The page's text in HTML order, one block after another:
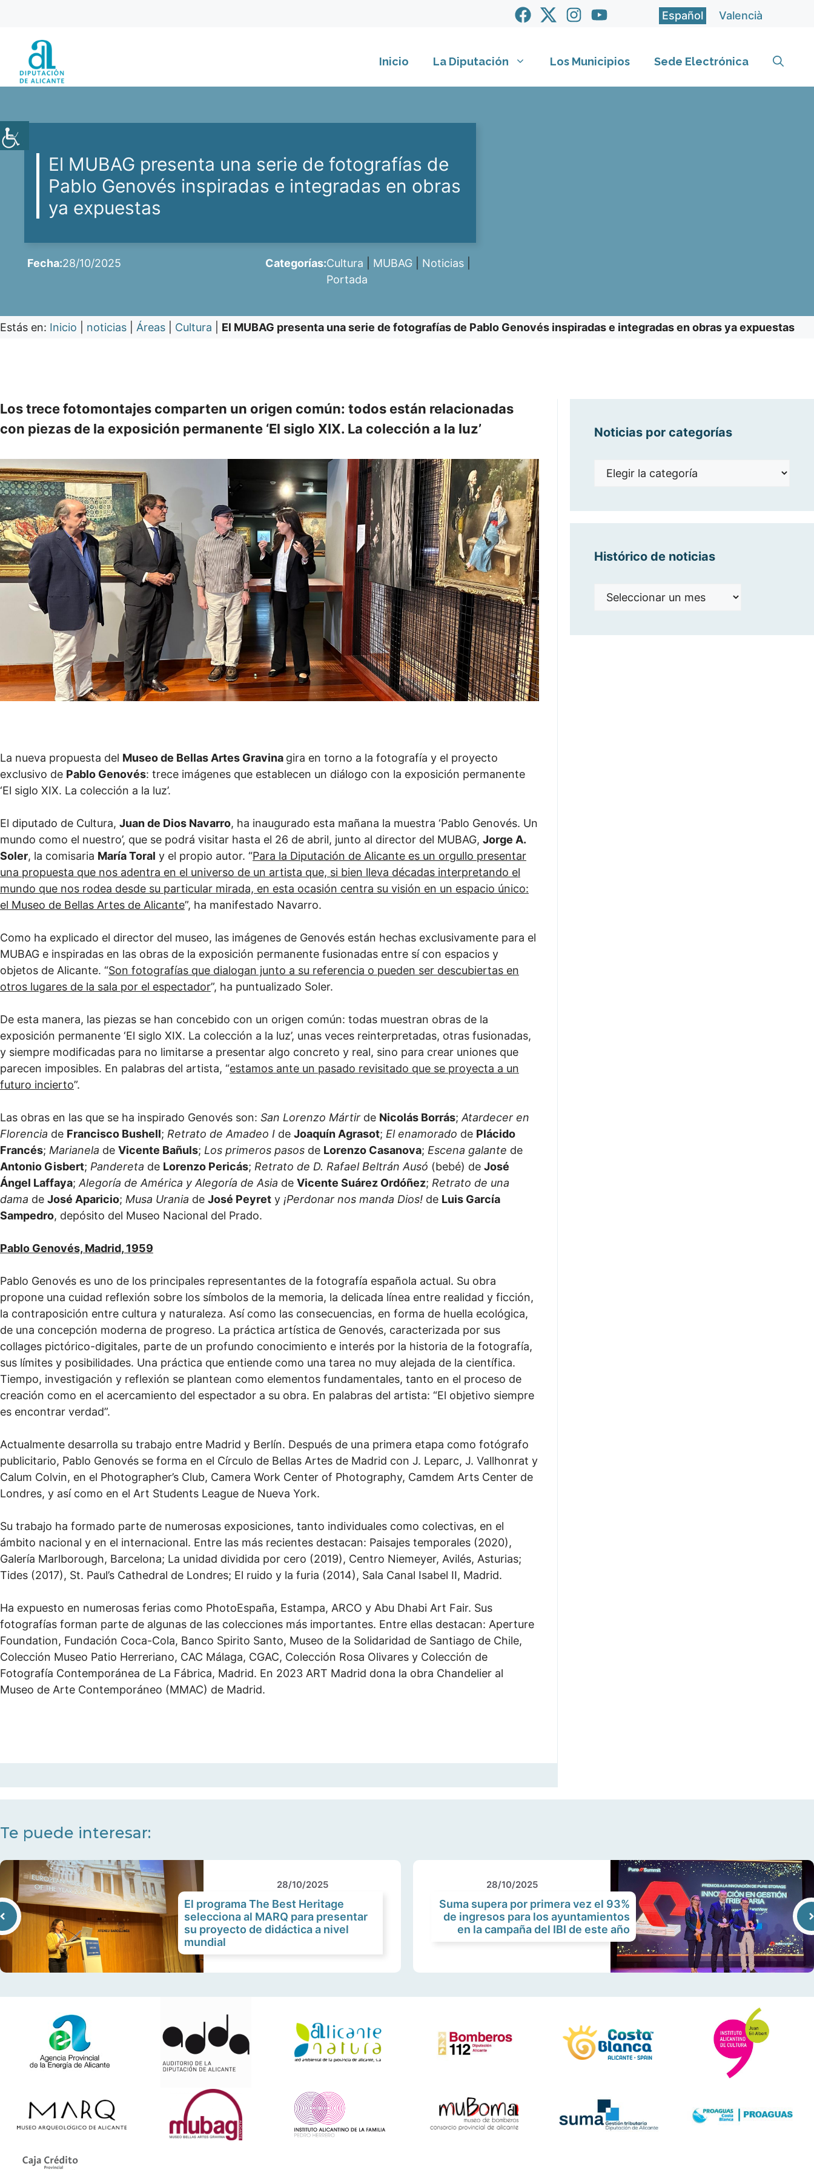
contenido
Español Valencià
Inicio La Diputación Los Municipios Sede Electrónica
El MUBAG presenta una serie de fotografías de
Pablo Genovés inspiradas e integradas en obras
ya expuestas
Fecha:28/10/2025 Categorías:Cultura MUBAG Noticias
Portada
Estás en: Inicio noticias Áreas Cultura El MUBAG presenta una serie de fotografías de Pablo Genovés inspiradas e integradas en obras ya expuestas
Los trece fotomontajes comparten un origen común: todos están relacionadas
con piezas de la exposición permanente ‘El siglo XIX. La colección a la luz’
La nueva propuesta del Museo de Bellas Artes Gravina gira en torno a la fotografía y el proyecto
exclusivo de Pablo Genovés: trece imágenes que establecen un diálogo con la exposición permanente
‘El siglo XIX. La colección a la luz’.
El diputado de Cultura, Juan de Dios Navarro, ha inaugurado esta mañana la muestra ‘Pablo Genovés. Un
mundo como el nuestro’, que se podrá visitar hasta el 26 de abril, junto al director del MUBAG, Jorge A.
Soler, la comisaria María Toral y el propio autor. “Para la Diputación de Alicante es un orgullo presentar
una propuesta que nos adentra en el universo de un artista que, si bien lleva décadas interpretando el
mundo que nos rodea desde su particular mirada, en esta ocasión centra su visión en un espacio único:
el Museo de Bellas Artes de Alicante”, ha manifestado Navarro.
Como ha explicado el director del museo, las imágenes de Genovés están hechas exclusivamente para el
MUBAG e inspiradas en las obras de la exposición permanente fusionadas entre sí con espacios y
objetos de Alicante. “Son fotografías que dialogan junto a su referencia o pueden ser descubiertas en
otros lugares de la sala por el espectador”, ha puntualizado Soler.
De esta manera, las piezas se han concebido con un origen común: todas muestran obras de la
exposición permanente ‘El siglo XIX. La colección a la luz’, unas veces reinterpretadas, otras fusionadas,
y siempre modificadas para no limitarse a presentar algo concreto y real, sino para crear uniones que
parecen imposibles. En palabras del artista, “estamos ante un pasado revisitado que se proyecta a un
futuro incierto”.
Las obras en las que se ha inspirado Genovés son: San Lorenzo Mártir de Nicolás Borrás;Atardecer en
Florencia de Francisco Bushell; Retrato de Amadeo I de Joaquín Agrasot; El enamorado de Plácido
Francés; Marianela de Vicente Bañuls; Los primeros pasos de Lorenzo Casanova; Escena galante de
Antonio Gisbert; Pandereta de Lorenzo Pericás; Retrato de D. Rafael Beltrán Ausó (bebé) de José
Ángel Laffaya;Alegoría de América y Alegoría de Asia de Vicente Suárez Ordóñez; Retrato de una
dama de José Aparicio; Musa Urania de José Peyret y ¡Perdonar nos manda Dios! de Luis García
Sampedro, depósito del Museo Nacional del Prado.
Pablo Genovés, Madrid, 1959
Pablo Genovés es uno de los principales representantes de la fotografía española actual. Su obra
propone una cuidad reflexión sobre los símbolos de la memoria, la delicada línea entre realidad y ficción,
la contraposición entre cultura y naturaleza. Así como las consecuencias, en forma de huella ecológica,
de una concepción moderna de progreso. La práctica artística de Genovés, caracterizada por sus
collages pictórico-digitales, parte de un profundo conocimiento e interés por la historia de la fotografía,
sus límites y posibilidades. Una práctica que entiende como una tarea no muy alejada de la científica.
Tiempo, investigación y reflexión se plantean como elementos fundamentales, tanto en el proceso de
creación como en el acercamiento del espectador a su obra. En palabras del artista: “El objetivo siempre
es encontrar verdad”.
Actualmente desarrolla su trabajo entre Madrid y Berlín. Después de una primera etapa como fotógrafo
publicitario, Pablo Genovés se forma en el Círculo de Bellas Artes de Madrid con J. Leparc, J. Vallhonrat y
Calum Colvin, en el Photographer’s Club, Camera Work Center of Photography, Camdem Arts Center de
Londres, y así como en el Art Students League de Nueva York.
Su trabajo ha formado parte de numerosas exposiciones, tanto individuales como colectivas, en el
ámbito nacional y en el internacional. Entre las más recientes destacan: Paisajes temporales (2020),
Galería Marlborough, Barcelona; La unidad dividida por cero (2019), Centro Niemeyer, Avilés, Asturias;
Tides (2017), St. Paul’s Cathedral de Londres; El ruido y la furia (2014), Sala Canal Isabel II, Madrid.
Ha expuesto en numerosas ferias como PhotoEspaña, Estampa, ARCO y Abu Dhabi Art Fair. Sus
fotografías forman parte de algunas de las colecciones más importantes. Entre ellas destacan: Aperture
Foundation, Fundación Coca-Cola, Banco Spirito Santo, Museo de la Solidaridad de Santiago de Chile,
Colección Museo Patio Herreriano, CAC Málaga, CGAC, Colección Rosa Olivares y Colección de
Fotografía Contemporánea de La Fábrica, Madrid. En 2023 ART Madrid dona la obra Chandelier al
Museo de Arte Contemporáneo (MMAC) de Madrid.
Noticias por categorías
Noticias
Histórico de noticias
Histórico
Te puede interesar:
28/10/2025
El programa The Best Heritage
selecciona al MARQ para presentar
su proyecto de didáctica a nivel
mundial
28/10/2025
Suma supera por primera vez el 93%
de ingresos para los ayuntamientos
en la campaña del IBI de este año